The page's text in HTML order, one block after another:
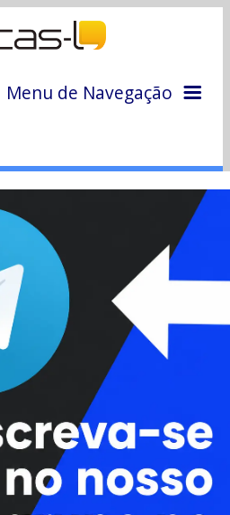
Menu de Navegação
Colunas
Colaboradores
Cursos
Enviar Dica